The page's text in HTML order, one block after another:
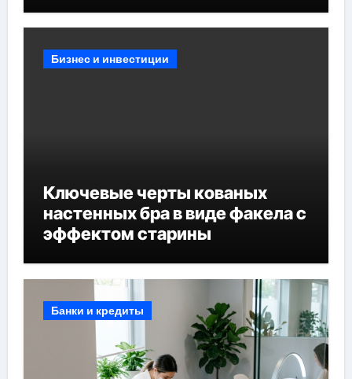
Бизнес и инвестиции
Ключевые черты кованых
настенных бра в виде факела с
эффектом старины
Банки и кредиты